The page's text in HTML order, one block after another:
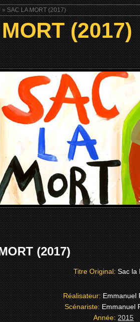
» SAC LA MORT (2017)
(2017)
(2017)
Titre Original:Sac la
Réalisateur:Emmanuel
Scénariste:Emmanuel
Année:2015